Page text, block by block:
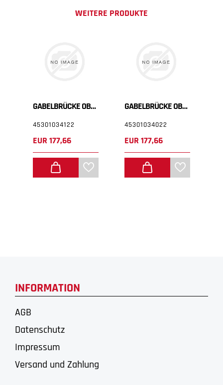
WEITERE PRODUKTE
GABELBRÜCKE OBEN
45301034122
EUR 177,66
GABELBRÜCKE OBEN
45301034022
EUR 177,66
INFORMATION
AGB
Datenschutz
Impressum
Versand und Zahlung